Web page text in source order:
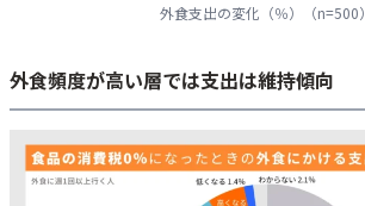
外食支出の変化（％）（n=500）
外食頻度が高い層では支出は維持傾向